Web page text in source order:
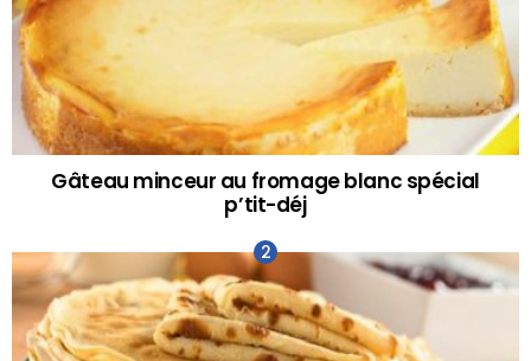
Gâteau minceur au fromage blanc spécial
p’tit-déj